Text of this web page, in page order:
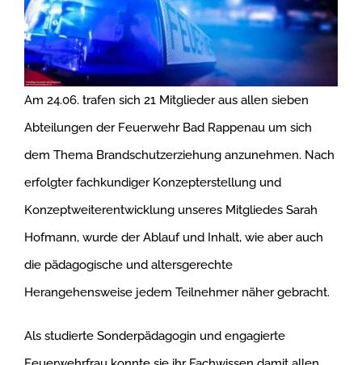
Am 24.06. trafen sich 21 Mitglieder aus allen sieben
Abteilungen der Feuerwehr Bad Rappenau um sich
dem Thema Brandschutzerziehung anzunehmen. Nach
erfolgter fachkundiger Konzepterstellung und
Konzeptweiterentwicklung unseres Mitgliedes Sarah
Hofmann, wurde der Ablauf und Inhalt, wie aber auch
die pädagogische und altersgerechte
Herangehensweise jedem Teilnehmer näher gebracht.
Als studierte Sonderpädagogin und engagierte